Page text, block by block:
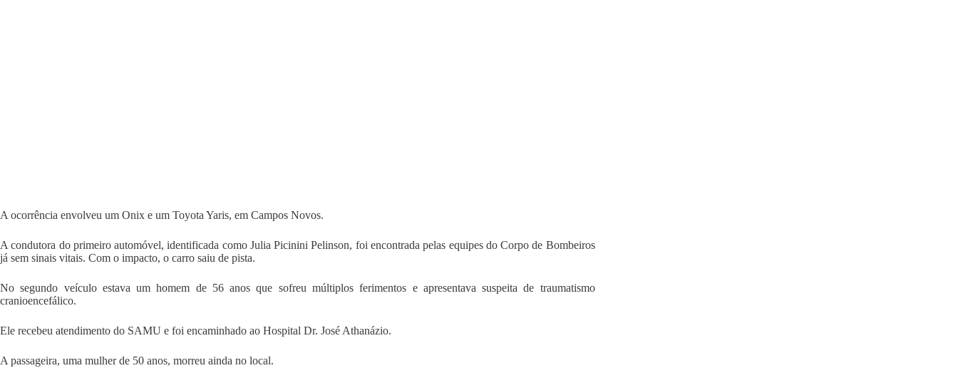
A ocorrência envolveu um Onix e um Toyota Yaris, em Campos Novos.
A condutora do primeiro automóvel, identificada como Julia Picinini Pelinson, foi encontrada pelas equipes do Corpo de Bombeiros
já sem sinais vitais. Com o impacto, o carro saiu de pista.
No segundo veículo estava um homem de 56 anos que sofreu múltiplos ferimentos e apresentava suspeita de traumatismo
cranioencefálico.
Ele recebeu atendimento do SAMU e foi encaminhado ao Hospital Dr. José Athanázio.
A passageira, uma mulher de 50 anos, morreu ainda no local.